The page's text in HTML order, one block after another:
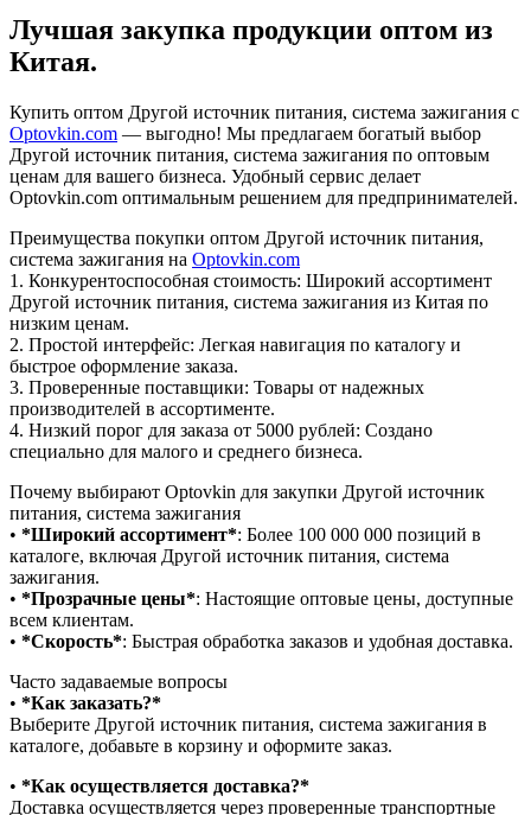
Лучшая закупка продукции оптом из
Китая.
Купить оптом Другой источник питания, система зажигания с
Optovkin.com — выгодно! Мы предлагаем богатый выбор
Другой источник питания, система зажигания по оптовым
ценам для вашего бизнеса. Удобный сервис делает
Optovkin.com оптимальным решением для предпринимателей.
Преимущества покупки оптом Другой источник питания,
система зажигания на Optovkin.com
1.⁠ ⁠Конкурентоспособная стоимость: Широкий ассортимент
Другой источник питания, система зажигания из Китая по
низким ценам.
2.⁠ ⁠Простой интерфейс: Легкая навигация по каталогу и
быстрое оформление заказа.
3.⁠ ⁠Проверенные поставщики: Товары от надежных
производителей в ассортименте.
4.⁠ ⁠Низкий порог для заказа от 5000 рублей: Создано
специально для малого и среднего бизнеса.
Почему выбирают Optovkin для закупки Другой источник
питания, система зажигания
•⁠ ⁠ *Широкий ассортимент*: Более 100 000 000 позиций в
каталоге, включая Другой источник питания, система
зажигания.
•⁠ ⁠ *Прозрачные цены*: Настоящие оптовые цены, доступные
всем клиентам.
•⁠ ⁠ *Скорость*: Быстрая обработка заказов и удобная доставка.
Часто задаваемые вопросы
•⁠ ⁠*Как заказать?*
Выберите Другой источник питания, система зажигания в
каталоге, добавьте в корзину и оформите заказ.
•⁠ ⁠ *Как осуществляется доставка?*
Доставка осуществляется через проверенные транспортные